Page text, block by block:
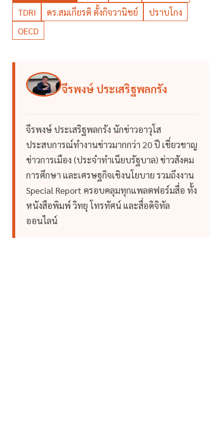
TDRI
ดร.สมเกียรติ ตั้งกิจวานิชย์
ปราบโกง
OECD
จีรพงษ์ ประเสริฐพลกรัง
จีรพงษ์ ประเสริฐพลกรัง นักข่าวอาวุโส
ประสบการณ์ทำงานข่าวมากกว่า 20 ปี เชี่ยวชาญ
ข่าวการเมือง (ประจำทำเนียบรัฐบาล) ข่าวสังคม
การศึกษา และเศรษฐกิจเชิงนโยบาย รวมถึงงาน
Special Report ครอบคลุมทุกแพลตฟอร์มสื่อ ทั้ง
หนังสือพิมพ์ วิทยุ โทรทัศน์ และสื่อดิจิทัล
ออนไลน์